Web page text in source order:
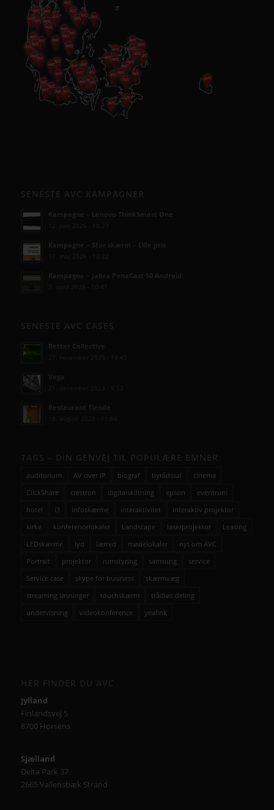
auditorium AV over IP biograf byrådssal
cinema
ClickShare
crestron digitalskiltning epson
eventrum
hotel
i3 infoskærme interaktivitet
interaktiv projektor
kirke
konferencelokaler Landscape laserprojektor
Leasing
LEDskærme
lyd lærred mødelokaler
nyt om AVC
Portrait
projektor rumstyring samsung
service
Service case
skype for business
skærmvæg
streaming løsninger
touchskærm
trådløs deling
undervisning
videokonference yealink
Jylland
Finlandsvej 5
8700 Horsens
Sjælland
Delta Park 37
2665 Vallensbæk Strand